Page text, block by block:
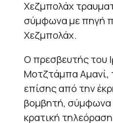
Χεζμπολάχ
σύμφωνα με πηγή
Χεζμπολάχ.
Ο πρεσβευτής του
Μοτζτάμπα Αμανί,
επίσης από την
βομβητή, σύμφωνα
κρατική